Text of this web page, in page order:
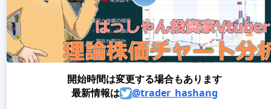
開始時間は変更する場合もあります
最新情報は
@trader_hashang